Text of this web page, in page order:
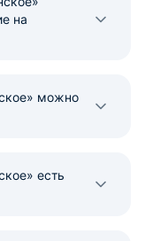
на
можно
есть